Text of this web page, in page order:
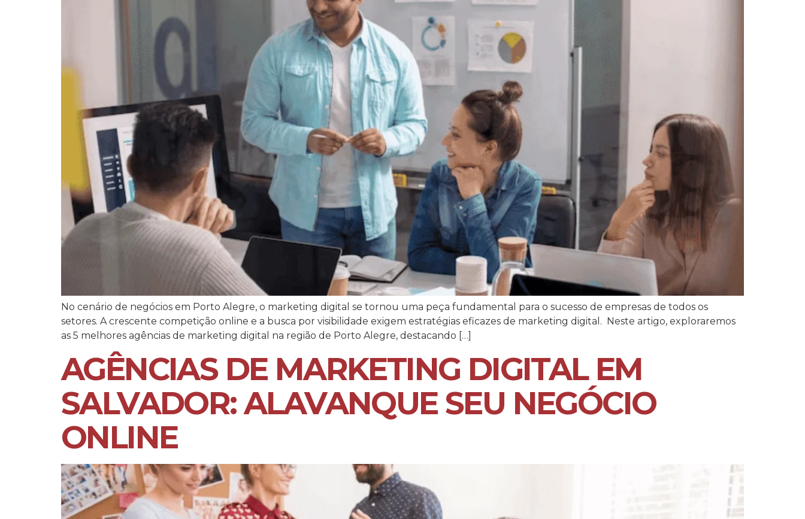
No cenário de negócios em Porto Alegre, o marketing digital se tornou uma peça fundamental para o sucesso de empresas de todos os
setores. A crescente competição online e a busca por visibilidade exigem estratégias eficazes de marketing digital. Neste artigo, exploraremos
as 5 melhores agências de marketing digital na região de Porto Alegre, destacando […]
AGÊNCIAS DE MARKETING DIGITAL EM
SALVADOR: ALAVANQUE SEU NEGÓCIO
ONLINE